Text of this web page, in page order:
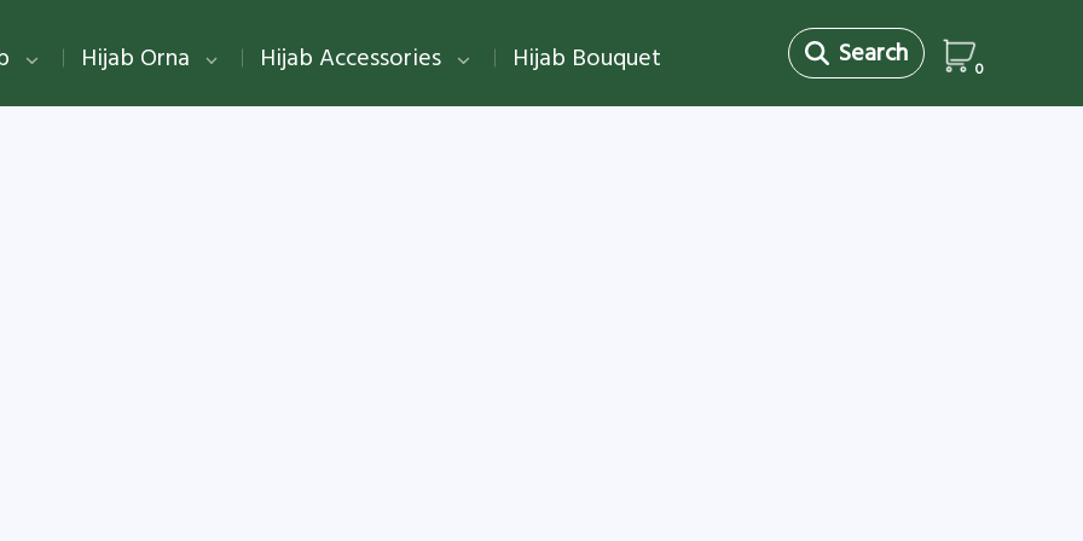
Hijab Orna Hijab Accessories Hijab Bouquet Search 0